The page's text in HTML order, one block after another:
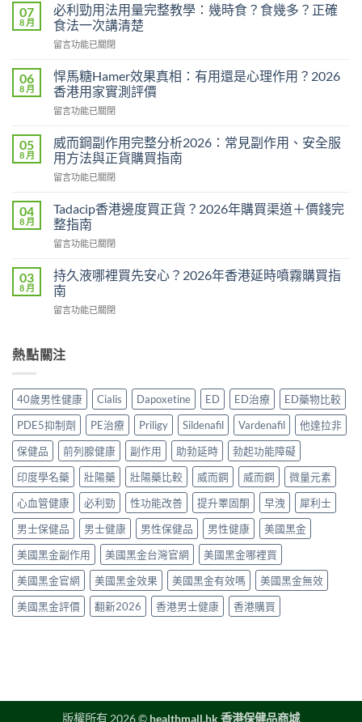
07
8 月
必利勁用法用量完整教學：幾時食？食幾多？正確
食法一次講清楚
在
利
勁
用
法
量
完
整
教
幾
時
食
多？
正
確
一
次
清
楚〉
中
留言功能已關閉
06
8 月
悍馬糖Hamer效果真相：有用還是心理作用？2026
香港用家實測評價
在
馬
糖
Hamer
效
真
相：
有
用
是
心
作
香
家
實
測
評
價〉
中
留言功能已關閉
05
8 月
威而鋼副作用完整分析2026：常見副作用、安全服
用方法與正貨購買指南
在
而
鋼
副
作
完
整
分
析
見
用、
安
全
服
方
法
與
正
貨
購
買
指
南〉
中
留言功能已關閉
04
8 月
Tadacip香港邊度買正貨？2026年購買渠道＋價錢完
整指南
在
香
港
邊
度
貨？
購
買
渠
道
價
錢
完
整
指
南〉
中
留言功能已關閉
03
8 月
持久液哪裡買先安心？2026年香港延時噴霧購買指
南
在
液
哪
買
先
安
心？
2026
年
香
港
延
時
噴
霧
購
買
指
南〉
中
留言功能已關閉
熱點關注
40歲男性健康 Cialis Dapoxetine ED ED治療
ED藥物比較
PDE5抑制劑
PE治療 Priligy Sildenafil Vardenafil
他達拉非
保健品
前列腺健康 副作用 助勃延時
勃起功能障礙
印度學名藥
壯陽藥 壯陽藥比較 威而鋼 威而鋼
微量元素
心血管健康
必利勁 性功能改善 提升睪固酮 早洩
犀利士
男士保健品
男士健康 男性保健品 男性健康
美國黑金
美國黑金副作用
美國黑金台灣官網
美國黑金哪裡買
美國黑金官網
美國黑金效果 美國黑金有效嗎
美國黑金無效
美國黑金評價
翻新2026 香港男士健康 香港購買
版權所有 2026 © healthmall.hk 香港保健品商城